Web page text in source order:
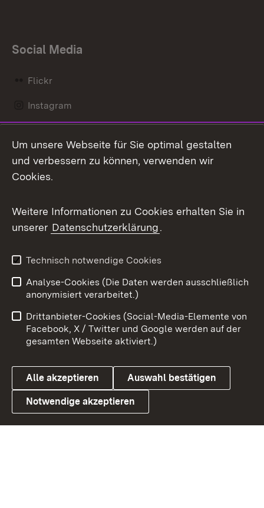
Social Media
Flickr
Instagram
Mastodon
Messenger
Social Wall
X / Twitter
Youtube
Link zum Landesportal
Benutzungshinweise
Barrierefreiheit
Datenschutz
Cookies
Um unsere Webseite für Sie optimal gestalten
und verbessern zu können, verwenden wir
Cookies.
Weitere Informationen zu Cookies erhalten Sie in
unserer Datenschutzerklärung.
Technisch notwendige Cookies
Analyse-Cookies (Die Daten werden ausschließlich
anonymisiert verarbeitet.)
Drittanbieter-Cookies (Social-Media-Elemente von
Facebook, X / Twitter und Google werden auf der
gesamten Webseite aktiviert.)
Alle akzeptieren Auswahl bestätigen
Notwendige akzeptieren